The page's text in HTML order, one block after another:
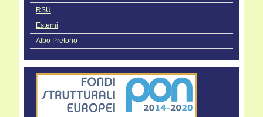
RSU
Esterni
Albo Pretorio